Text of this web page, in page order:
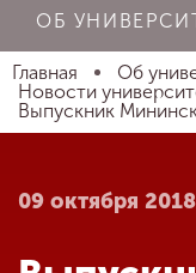
Главная
ОБ
Главная
Об
Новости
Выпускник
09 октября 2018